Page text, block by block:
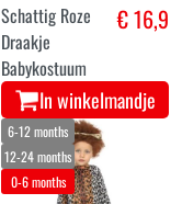
Schattig Roze
Draakje
Babykostuum
€ 16,9
In winkelmandje
6-12 months
12-24 months
0-6 months